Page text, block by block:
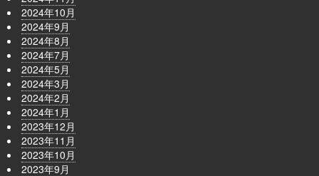
2024年10月
2024年9月
2024年8月
2024年7月
2024年5月
2024年3月
2024年2月
2024年1月
2023年12月
2023年11月
2023年10月
2023年9月